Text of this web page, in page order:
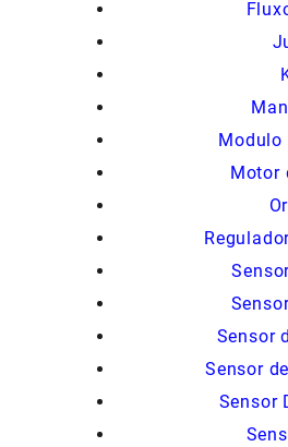
Modulo
Motor
Sensor
Sensor
Sensor